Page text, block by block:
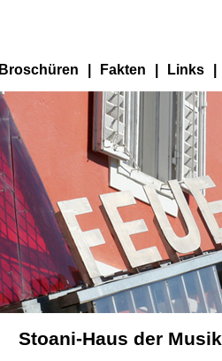
Broschüren Fakten Links
Stoani-Haus der Musik